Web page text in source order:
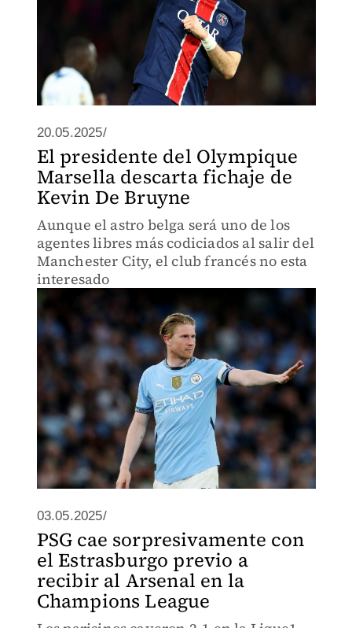
20.05.2025/
El presidente del Olympique
Marsella descarta fichaje de
Kevin De Bruyne
Aunque el astro belga será uno de los
agentes libres más codiciados al salir del
Manchester City, el club francés no esta
interesado
03.05.2025/
PSG cae sorpresivamente con
el Estrasburgo previo a
recibir al Arsenal en la
Champions League